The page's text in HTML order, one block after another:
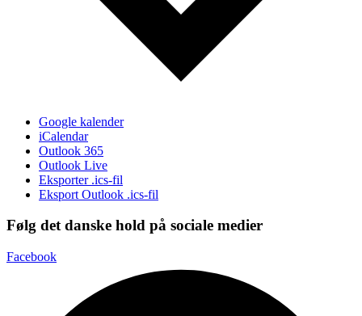
Google kalender
iCalendar
Outlook 365
Outlook Live
Eksporter .ics-fil
Eksport Outlook .ics-fil
Følg det danske hold på sociale medier
Facebook